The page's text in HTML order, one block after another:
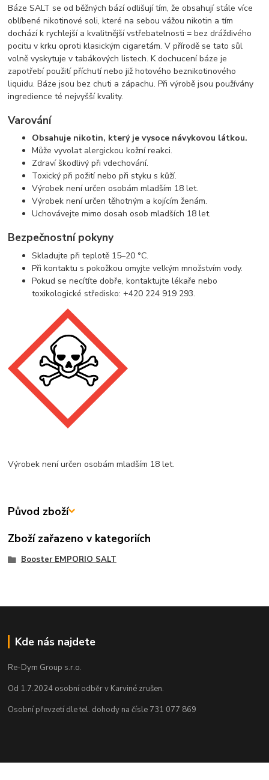
Báze SALT se od běžných bází odlišují tím, že obsahují stále více
oblíbené nikotinové soli, které na sebou vážou nikotin a tím
dochází k rychlejší a kvalitnější vstřebatelnosti = bez dráždivého
pocitu v krku oproti klasickým cigaretám. V přírodě se tato sůl
volně vyskytuje v tabákových listech. K dochucení báze je
zapotřebí použití příchutí nebo již hotového beznikotinového
liquidu. Báze jsou bez chuti a zápachu. Při výrobě jsou používány
ingredience té nejvyšší kvality.
Varování
Obsahuje nikotin, který je vysoce návykovou látkou.
Může vyvolat alergickou kožní reakci.
Zdraví škodlivý při vdechování.
Toxický při požití nebo při styku s kůží.
Výrobek není určen osobám mladším 18 let.
Výrobek není určen těhotným a kojícím ženám.
Uchovávejte mimo dosah osob mladších 18 let.
Bezpečnostní pokyny
Skladujte při teplotě 15–20 °C.
Při kontaktu s pokožkou omyjte velkým množstvím vody.
Pokud se necítíte dobře, kontaktujte lékaře nebo
toxikologické středisko: +420 224 919 293.
Výrobek není určen osobám mladším 18 let.
Původ zboží
Zboží zařazeno v kategoriích
Booster EMPORIO SALT
Kde nás najdete
Re-Dym Group s.r.o.
Od 1.7.2024 osobní odběr v Karviné zrušen.
Osobní převzetí dle tel. dohody na čísle 731 077 869